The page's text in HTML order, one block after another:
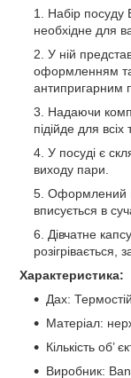
Набір
необхідне для
У ній
оформленням
антипригарним
Надаючи
підійде для
У посуді є
виходу пари.
Оформлений
вписується в
Дівчатне
Характеристика:
Дах:
Матеріал:
Кількість об’
Виробник: